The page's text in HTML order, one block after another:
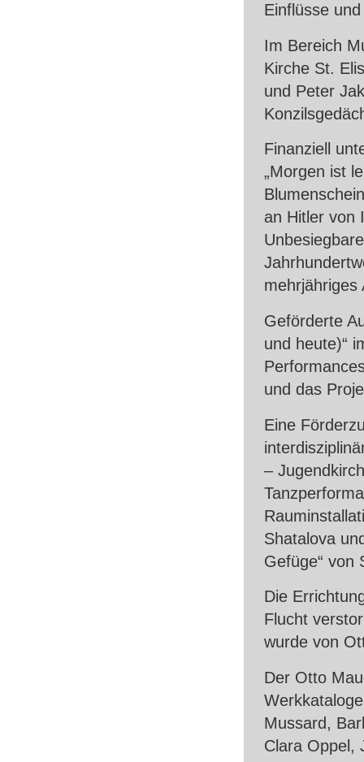
Einflüsse
Im Bereich
Kirche St.
und Peter
Finanziell
„Morgen ist
an Hitler von
mehrjähriges
Geförderte
und heute)“
und das
Eine
–
Shatalova
Gefüge“ von
Die
Flucht
wurde von
Der Otto
Mussard,
Clara Oppel,